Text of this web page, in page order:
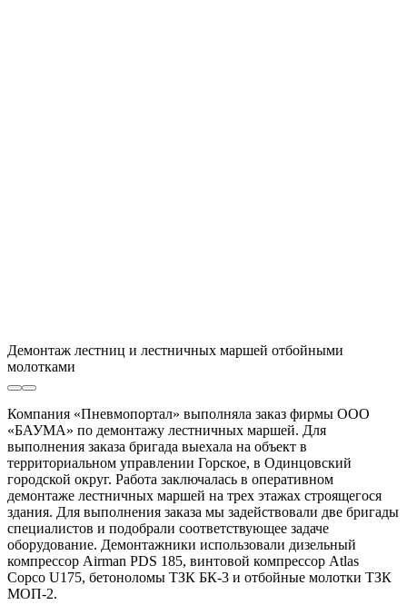
Демонтаж лестниц и лестничных маршей отбойными
молотками
Компания «Пневмопортал» выполняла заказ фирмы ООО
«БАУМА» по демонтажу лестничных маршей. Для
выполнения заказа бригада выехала на объект в
территориальном управлении Горское, в Одинцовский
городской округ. Работа заключалась в оперативном
демонтаже лестничных маршей на трех этажах строящегося
здания. Для выполнения заказа мы задействовали две бригады
специалистов и подобрали соответствующее задаче
оборудование. Демонтажники использовали дизельный
компрессор Airman PDS 185, винтовой компрессор Atlas
Copco U175, бетоноломы ТЗК БК-3 и отбойные молотки ТЗК
МОП-2.